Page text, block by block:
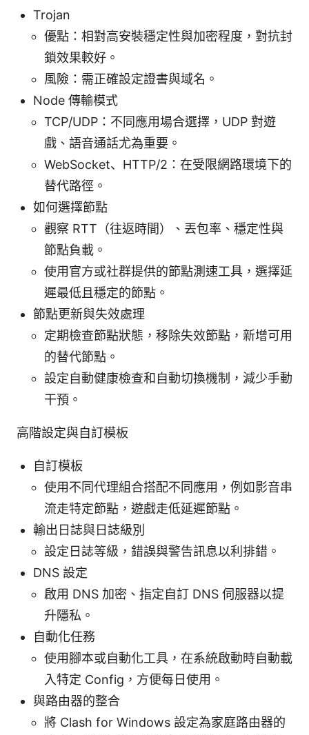
Trojan
優點：相對高安裝穩定性與加密程度，對抗封
鎖效果較好。
風險：需正確設定證書與域名。
Node 傳輸模式
TCP/UDP：不同應用場合選擇，UDP 對遊
戲、語音通話尤為重要。
WebSocket、HTTP/2：在受限網路環境下的
替代路徑。
如何選擇節點
觀察 RTT（往返時間）、丟包率、穩定性與
節點負載。
使用官方或社群提供的節點測速工具，選擇延
遲最低且穩定的節點。
節點更新與失效處理
定期檢查節點狀態，移除失效節點，新增可用
的替代節點。
設定自動健康檢查和自動切換機制，減少手動
干預。
高階設定與自訂模板
自訂模板
使用不同代理組合搭配不同應用，例如影音串
流走特定節點，遊戲走低延遲節點。
輸出日誌與日誌級別
設定日誌等級，錯誤與警告訊息以利排錯。
DNS 設定
啟用 DNS 加密、指定自訂 DNS 伺服器以提
升隱私。
自動化任務
使用腳本或自動化工具，在系統啟動時自動載
入特定 Config，方便每日使用。
與路由器的整合
將 Clash for Windows 設定為家庭路由器的